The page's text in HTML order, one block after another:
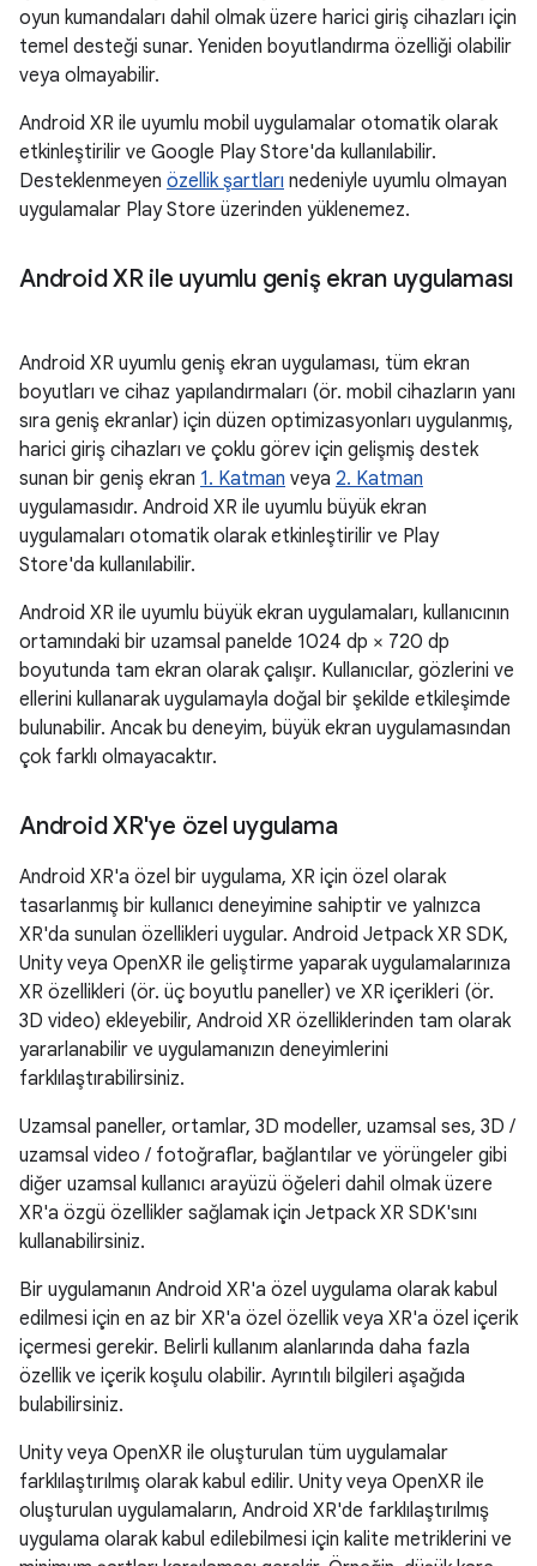
oyun kumandaları dahil olmak üzere harici giriş cihazları için
temel desteği sunar. Yeniden boyutlandırma özelliği olabilir
veya olmayabilir.
Android XR ile uyumlu mobil uygulamalar otomatik olarak
etkinleştirilir ve Google Play Store'da kullanılabilir.
Desteklenmeyen özellik şartları nedeniyle uyumlu olmayan
uygulamalar Play Store üzerinden yüklenemez.
Android XR ile uyumlu geniş ekran uygulaması
Android XR uyumlu geniş ekran uygulaması, tüm ekran
boyutları ve cihaz yapılandırmaları (ör. mobil cihazların yanı
sıra geniş ekranlar) için düzen optimizasyonları uygulanmış,
harici giriş cihazları ve çoklu görev için gelişmiş destek
sunan bir geniş ekran 1. Katman veya 2. Katman
uygulamasıdır. Android XR ile uyumlu büyük ekran
uygulamaları otomatik olarak etkinleştirilir ve Play
Store'da kullanılabilir.
Android XR ile uyumlu büyük ekran uygulamaları, kullanıcının
ortamındaki bir uzamsal panelde 1024 dp × 720 dp
boyutunda tam ekran olarak çalışır. Kullanıcılar, gözlerini ve
ellerini kullanarak uygulamayla doğal bir şekilde etkileşimde
bulunabilir. Ancak bu deneyim, büyük ekran uygulamasından
çok farklı olmayacaktır.
Android XR'ye özel uygulama
Android XR'a özel bir uygulama, XR için özel olarak
tasarlanmış bir kullanıcı deneyimine sahiptir ve yalnızca
XR'da sunulan özellikleri uygular. Android Jetpack XR SDK,
Unity veya OpenXR ile geliştirme yaparak uygulamalarınıza
XR özellikleri (ör. üç boyutlu paneller) ve XR içerikleri (ör.
3D video) ekleyebilir, Android XR özelliklerinden tam olarak
yararlanabilir ve uygulamanızın deneyimlerini
farklılaştırabilirsiniz.
Uzamsal paneller, ortamlar, 3D modeller, uzamsal ses, 3D /
uzamsal video / fotoğraflar, bağlantılar ve yörüngeler gibi
diğer uzamsal kullanıcı arayüzü öğeleri dahil olmak üzere
XR'a özgü özellikler sağlamak için Jetpack XR SDK'sını
kullanabilirsiniz.
Bir uygulamanın Android XR'a özel uygulama olarak kabul
edilmesi için en az bir XR'a özel özellik veya XR'a özel içerik
içermesi gerekir. Belirli kullanım alanlarında daha fazla
özellik ve içerik koşulu olabilir. Ayrıntılı bilgileri aşağıda
bulabilirsiniz.
Unity veya OpenXR ile oluşturulan tüm uygulamalar
farklılaştırılmış olarak kabul edilir. Unity veya OpenXR ile
oluşturulan uygulamaların, Android XR'de farklılaştırılmış
uygulama olarak kabul edilebilmesi için kalite metriklerini ve